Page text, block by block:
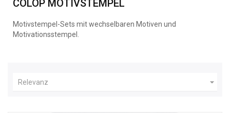
COLOP MOTIVSTEMPEL
Motivstempel-Sets mit wechselbaren Motiven und
Motivationsstempel.
Relevanz 